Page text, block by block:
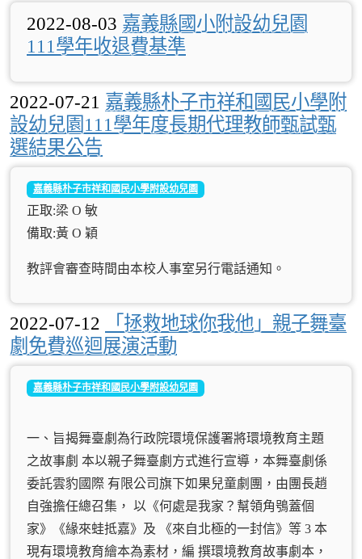
2022-08-03 嘉義縣國小附設幼兒園
111學年收退費基準
2022-07-21 嘉義縣朴子市祥和國民小學附
設幼兒園111學年度長期代理教師甄試甄
選結果公告
嘉義縣朴子市祥和國民小學附設幼兒園
正取:梁 O 敏
備取:黃 O 穎
教評會審查時間由本校人事室另行電話通知。
2022-07-12
「拯救地球你我他」親子舞臺
劇免費巡迴展演活動
嘉義縣朴子市祥和國民小學附設幼兒園
一、旨揭舞臺劇為行政院環境保護署將環境教育主題
之故事劇 本以親子舞臺劇方式進行宣導，本舞臺劇係
委託雲豹國際 有限公司旗下如果兒童劇團，由團長趙
自強擔任總召集， 以《何處是我家？幫領角鴞蓋個
家》《緣來蛙抵嘉》及 《來自北極的一封信》等 3 本
現有環境教育繪本為素材，編 撰環境教育故事劇本，